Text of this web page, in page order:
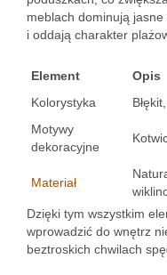
meblach dominują
i oddają charakter
Element
Opis
Kolorystyka
Motywy
dekoracyjne
Materiał
Dzięki tym wszystkim
wprowadzić do wnętrz
beztroskich chwilach